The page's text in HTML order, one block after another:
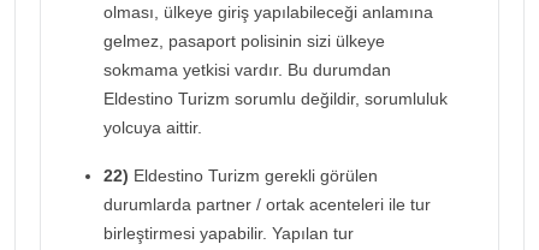
olması, ülkeye giriş yapılabileceği anlamına
gelmez, pasaport polisinin sizi ülkeye
sokmama yetkisi vardır. Bu durumdan
Eldestino Turizm sorumlu değildir, sorumluluk
yolcuya aittir.
22) Eldestino Turizm gerekli görülen
durumlarda partner / ortak acenteleri ile tur
birleştirmesi yapabilir. Yapılan tur